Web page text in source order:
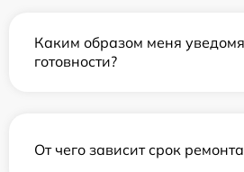
Каким образом меня
готовности?
От чего зависит срок